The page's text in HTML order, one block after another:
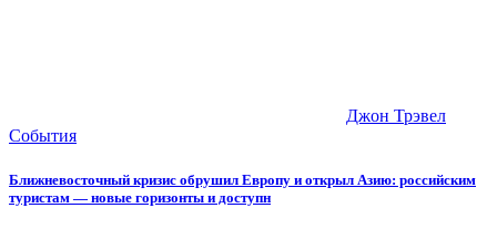
Джон Трэвел
События
Ближневосточный кризис обрушил Европу и открыл Азию: российским
туристам — новые горизонты и доступн